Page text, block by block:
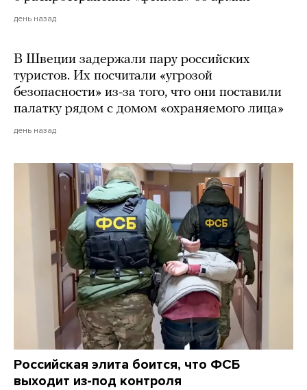
день назад
В Швеции задержали пару российских
туристов. Их посчитали «угрозой
безопасности» из-за того, что они поставили
палатку рядом с домом «охраняемого лица»
день назад
Российская элита боится, что ФСБ
выходит из-под контроля